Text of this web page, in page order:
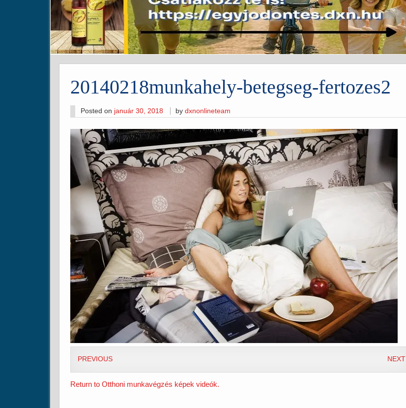
20140218munkahely-betegseg-fertozes2
Posted on január 30, 2018 bydxnonlineteam
PREVIOUS NEXT
Return to Otthoni munkavégzés képek videók.